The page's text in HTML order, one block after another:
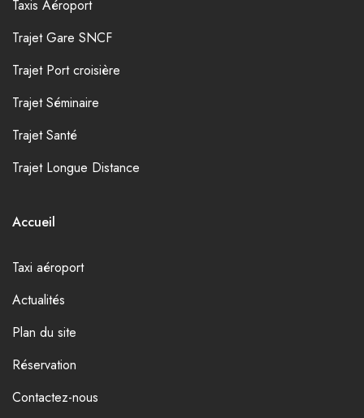
Taxis Aéroport
Trajet Gare SNCF
Trajet Port croisière
Trajet Séminaire
Trajet Santé
Trajet Longue Distance
Accueil
Taxi aéroport
Actualités
Plan du site
Réservation
Contactez-nous